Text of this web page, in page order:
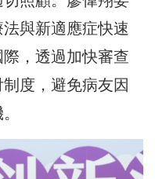
與新適應症快速
，透過加快審查
度，避免病友因